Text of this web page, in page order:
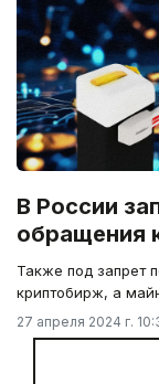
В России
обращения
Также под запрет
криптобирж, а
27 апреля 2024 г.